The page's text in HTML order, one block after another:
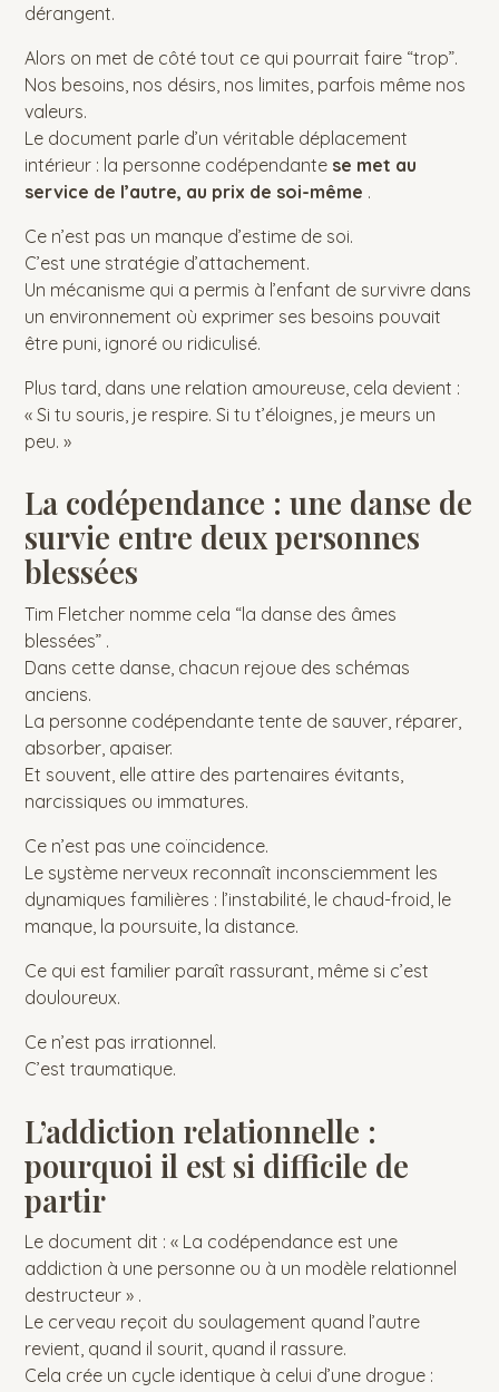
dérangent.
Alors on met de côté tout ce qui pourrait faire “trop”.
Nos besoins, nos désirs, nos limites, parfois même nos
valeurs.
Le document parle d’un véritable déplacement
intérieur : la personne codépendante se met au
service de l’autre, au prix de soi-même .
Ce n’est pas un manque d’estime de soi.
C’est une stratégie d’attachement.
Un mécanisme qui a permis à l’enfant de survivre dans
un environnement où exprimer ses besoins pouvait
être puni, ignoré ou ridiculisé.
Plus tard, dans une relation amoureuse, cela devient :
« Si tu souris, je respire. Si tu t’éloignes, je meurs un
peu. »
La codépendance : une danse de
survie entre deux personnes
blessées
Tim Fletcher nomme cela “la danse des âmes
blessées” .
Dans cette danse, chacun rejoue des schémas
anciens.
La personne codépendante tente de sauver, réparer,
absorber, apaiser.
Et souvent, elle attire des partenaires évitants,
narcissiques ou immatures.
Ce n’est pas une coïncidence.
Le système nerveux reconnaît inconsciemment les
dynamiques familières : l’instabilité, le chaud-froid, le
manque, la poursuite, la distance.
Ce qui est familier paraît rassurant, même si c’est
douloureux.
Ce n’est pas irrationnel.
C’est traumatique.
L’addiction relationnelle :
pourquoi il est si difficile de
partir
Le document dit : « La codépendance est une
addiction à une personne ou à un modèle relationnel
destructeur » .
Le cerveau reçoit du soulagement quand l’autre
revient, quand il sourit, quand il rassure.
Cela crée un cycle identique à celui d’une drogue :